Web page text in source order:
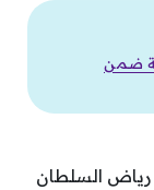
ضمن
رياض السلطان